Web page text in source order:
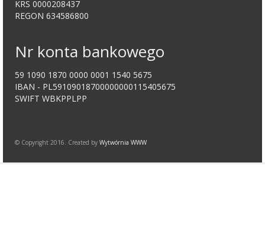
KRS 0000208437
REGON 634586800
Nr konta bankowego
59 1090 1870 0000 0001 1540 5675
IBAN - PL59109018700000000115405675
SWIFT WBKPPLPP
© Copyright 2016. Created by Wytwórnia WWW